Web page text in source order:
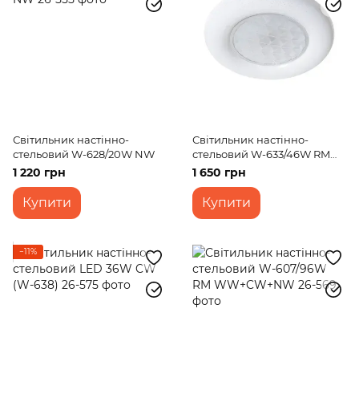
Світильник настінно-
стельовий W-628/20W NW
1 220 грн
Купити
Світильник настінно-
стельовий W-633/46W RM
WW+NW+CW
1 650 грн
Купити
−11%